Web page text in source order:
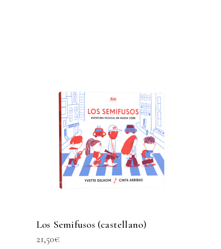
Los Semifusos (castellano)
21,50€